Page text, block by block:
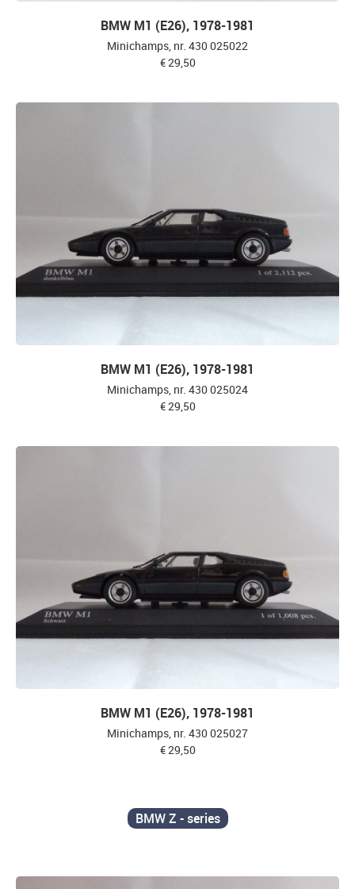
BMW M1 (E26), 1978-1981
Minichamps, nr. 430 025022
€ 29,50
BMW M1 (E26), 1978-1981
Minichamps, nr. 430 025024
€ 29,50
BMW M1 (E26), 1978-1981
Minichamps, nr. 430 025027
€ 29,50
BMW Z - series